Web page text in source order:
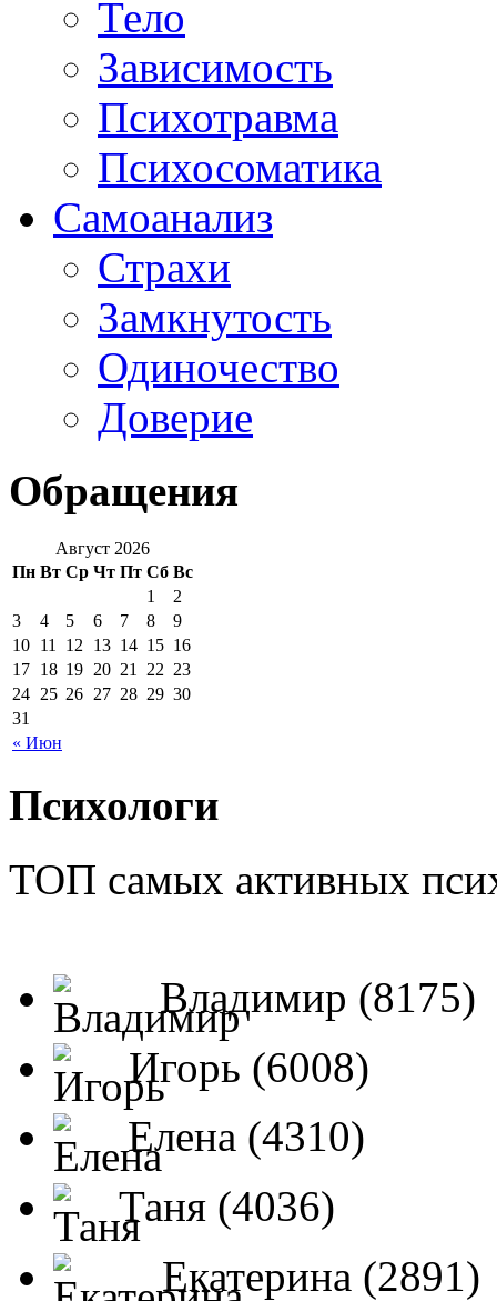
Тело
Зависимость
Психотравма
Психосоматика
Самоанализ
Страхи
Замкнутость
Одиночество
Доверие
Обращения
Август 2026
Пн Вт Ср Чт Пт Сб Вс
« Июн
1
2
3
4 5 6 7 8
9
10 11 12 13 14 15 16
17 18 19 20 21 22 23
24 25 26 27 28 29 30
31
Психологи
ТОП самых активных
Владимир (8175)
Игорь (6008)
Елена (4310)
Таня (4036)
Екатерина (2891)